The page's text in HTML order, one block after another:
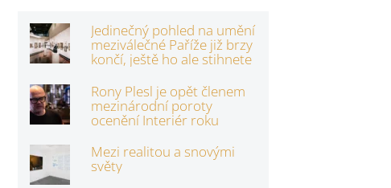
Jedinečný pohled na umění
meziválečné Paříže již brzy
končí, ještě ho ale stihnete
Rony Plesl je opět členem
mezinárodní poroty
ocenění Interiér roku
Mezi realitou a snovými
světy